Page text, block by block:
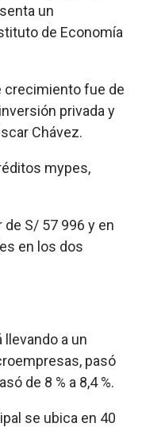
un
de Economía
crecimiento fue de
privada y
Chávez.
mypes,
S/ 57 996 y en
en los dos
a un
pasó
de 8 % a 8,4 %.
se ubica en 40